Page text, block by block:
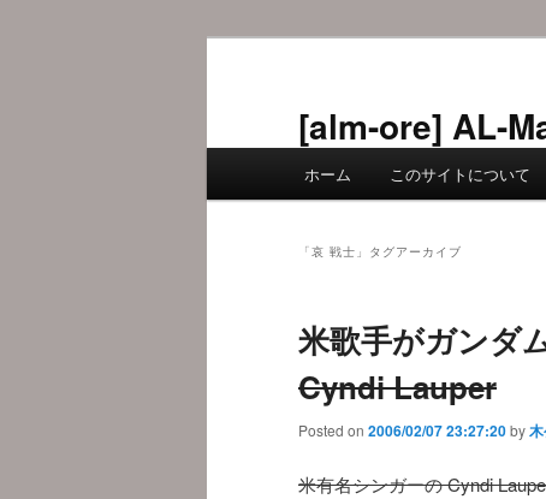
[alm-ore] AL-
ホーム このサイトについて
「哀 戦士 」タグアーカイブ
米歌手がガンダ
Cyndi Lauper
Posted on 2006/02/07 23:27:20by
米有名シンガーの Cyndi